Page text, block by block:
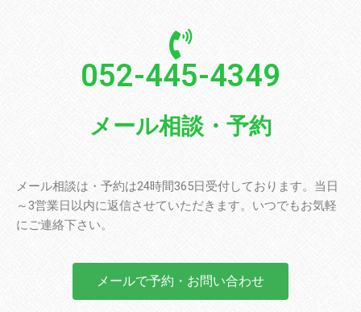
052-445-4349
メール相談・予約
メール相談は・予約は24時間365日受付しております。当日
～3営業日以内に返信させていただきます。いつでもお気軽
にご連絡下さい。
メールで予約・お問い合わせ